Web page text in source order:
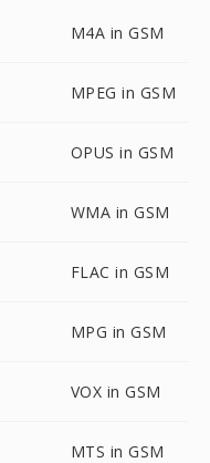
M4A in GSM
MPEG in GSM
OPUS in GSM
WMA in GSM
FLAC in GSM
MPG in GSM
VOX in GSM
MTS in GSM